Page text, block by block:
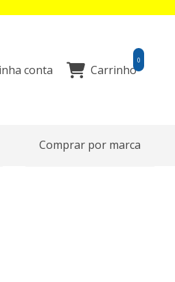
conta Carrinho
0
Comprar por marca